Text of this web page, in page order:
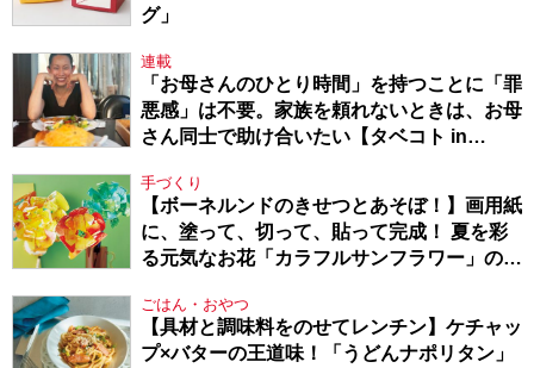
グ」
連載
「お母さんのひとり時間」を持つことに「罪
悪感」は不要。家族を頼れないときは、お母
さん同士で助け合いたい【タベコト in
手づくり
【ボーネルンドのきせつとあそぼ！】画用紙
に、塗って、切って、貼って完成！ 夏を彩
る元気なお花「カラフルサンフラワー」の作
ごはん・おやつ
【具材と調味料をのせてレンチン】ケチャッ
プ×バターの王道味！「うどんナポリタン」